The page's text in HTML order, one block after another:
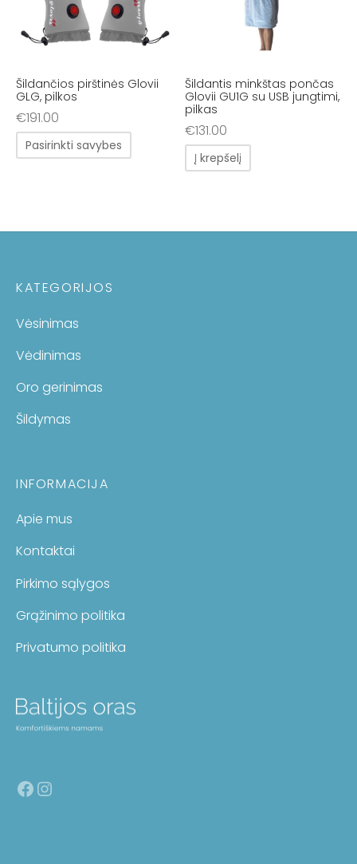
Šildančios pirštinės Glovii
GLG, pilkos
€191.00
Pasirinkti savybes
Šildantis minkštas pončas
Glovii GU1G su USB jungtimi,
pilkas
€131.00
Į krepšelį
KATEGORIJOS
Vėsinimas
Vėdinimas
Oro gerinimas
Šildymas
INFORMACIJA
Apie mus
Kontaktai
Pirkimo sąlygos
Grąžinimo politika
Privatumo politika
Facebook